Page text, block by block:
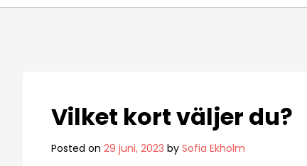
Vilket kort väljer du?
Posted on 29 juni, 2023 by Sofia Ekholm